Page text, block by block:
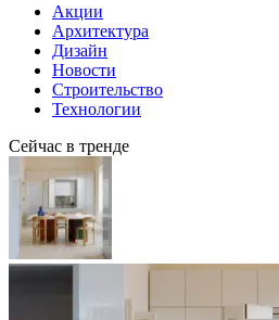
Акции
Архитектура
Дизайн
Новости
Строительство
Технологии
Сейчас в тренде